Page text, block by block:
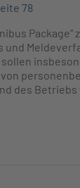
78
und
des Betriebs